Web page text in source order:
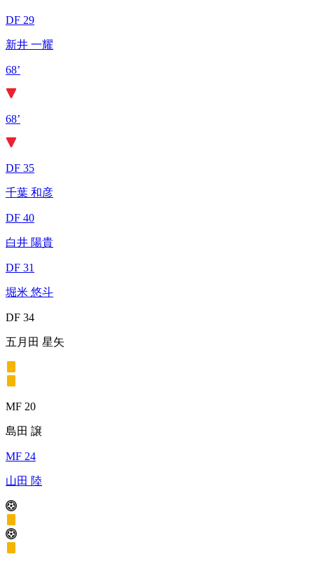
DF 29
新井 一耀
68’
68’
DF 35
千葉 和彦
DF 40
白井 陽貴
DF 31
堀米 悠斗
DF 34
五月田 星矢
MF 20
島田 譲
MF 24
山田 陸